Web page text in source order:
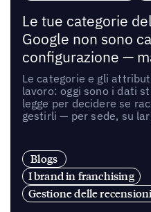
Le tue categorie
Google non sono
configurazione —
Le categorie e gli
lavoro: oggi sono i dati
legge per decidere se
gestirli — per sede, su
Blogs
I brand in franchising
Gestione delle